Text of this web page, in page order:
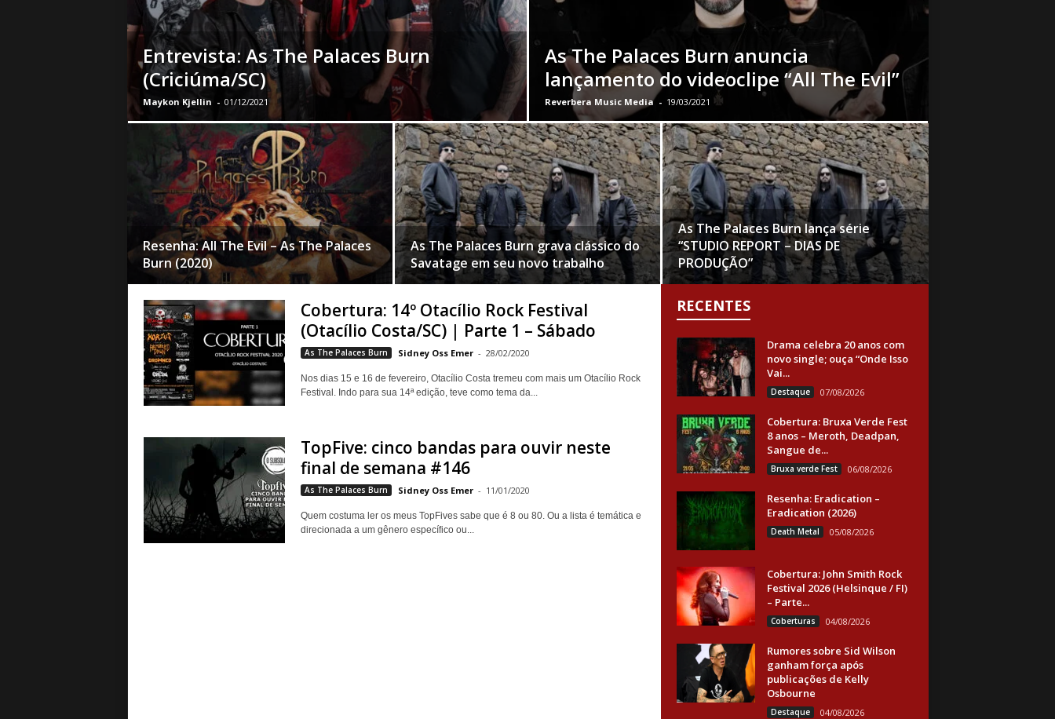
B
d
a
Entrevista: As The Palaces Burn
(Criciúma/SC)
Maykon Kjellin - 01/12/2021
As The Palaces Burn anuncia
lançamento do videoclipe “All The Evil”
Reverbera Music Media - 19/03/2021
Resenha: All The Evil – As The Palaces
Burn (2020)
As The Palaces Burn grava clássico do
Savatage em seu novo trabalho
As The Palaces Burn lança série
“STUDIO REPORT – DIAS DE
PRODUÇÃO”
Cobertura: 14º Otacílio Rock Festival
(Otacílio Costa/SC) | Parte 1 – Sábado
As The Palaces Burn Sidney Oss Emer - 28/02/2020
Nos dias 15 e 16 de fevereiro, Otacílio Costa tremeu com mais um Otacílio Rock
Festival. Indo para sua 14ª edição, teve como tema da...
TopFive: cinco bandas para ouvir neste
final de semana #146
As The Palaces Burn Sidney Oss Emer - 11/01/2020
Quem costuma ler os meus TopFives sabe que é 8 ou 80. Ou a lista é temática e
direcionada a um gênero específico ou...
RECENTES
Drama celebra 20 anos com
novo single; ouça “Onde Isso
Vai...
Destaque 07/08/2026
Cobertura: Bruxa Verde Fest
8 anos – Meroth, Deadpan,
Sangue de...
Bruxa verde Fest 06/08/2026
Resenha: Eradication –
Eradication (2026)
Death Metal 05/08/2026
Cobertura: John Smith Rock
Festival 2026 (Helsinque / FI)
– Parte...
Coberturas 04/08/2026
Rumores sobre Sid Wilson
ganham força após
publicações de Kelly
Osbourne
Destaque 04/08/2026